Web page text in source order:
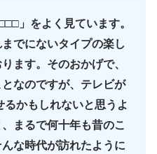
」をよく見ています。
でにないタイプの楽し
ます。そのおかげで、
なのですが、テレビが
かもしれないと思うよ
まるで何十年も昔のこ
な時代が訪れたように